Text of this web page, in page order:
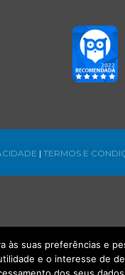
| TERMOS E
suas preferências e
e o interesse de